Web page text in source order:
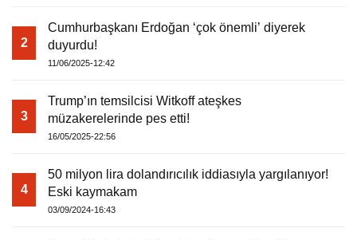
2
Cumhurbaşkanı Erdoğan ‘çok önemli’ diyerek
duyurdu!
11/06/2025-12:42
3
Trump’ın temsilcisi Witkoff ateşkes
müzakerelerinde pes etti!
16/05/2025-22:56
4
50 milyon lira dolandırıcılık iddiasıyla yargılanıyor!
Eski kaymakam
03/09/2024-16:43